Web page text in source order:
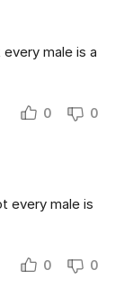
male is a
0 0
every male is
0 0